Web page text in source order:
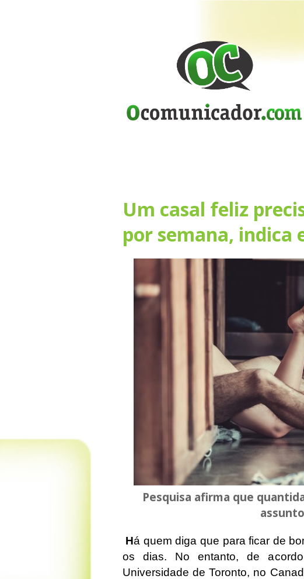
Um casal feliz
por semana, indica
Pesquisa afirma que
Há quem diga que para ficar de
os dias. No entanto, de
Universidade de Toronto, no